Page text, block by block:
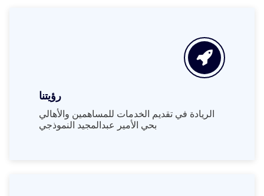
رؤيتنا
الريادة في تقديم الخدمات للمساهمين والأهالي
بحي الأمير عبدالمجيد النموذجي